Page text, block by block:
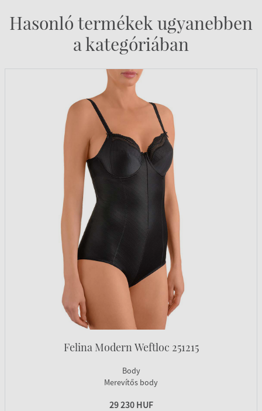
Hasonló termékek ugyanebben
a kategóriában
Felina Modern Weftloc 251215
Body
Merevítős body
29 230 HUF